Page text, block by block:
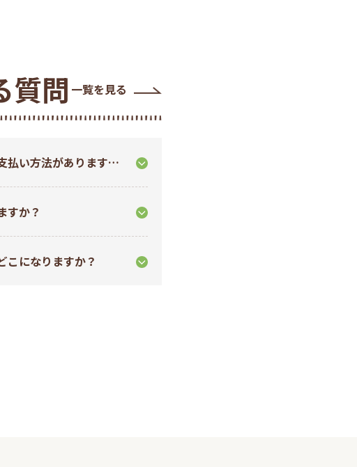
質問 一覧を見る
払い方法があります
すか？
こになりますか？